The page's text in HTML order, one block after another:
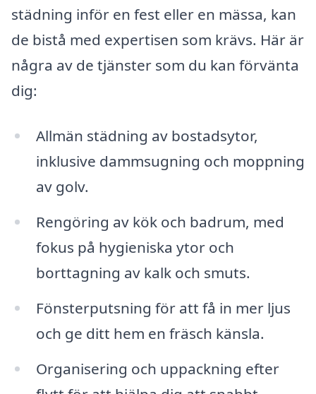
städning inför en fest eller en mässa, kan
de bistå med expertisen som krävs. Här är
några av de tjänster som du kan förvänta
dig:
Allmän städning av bostadsytor,
inklusive dammsugning och moppning
av golv.
Rengöring av kök och badrum, med
fokus på hygieniska ytor och
borttagning av kalk och smuts.
Fönsterputsning för att få in mer ljus
och ge ditt hem en fräsch känsla.
Organisering och uppackning efter